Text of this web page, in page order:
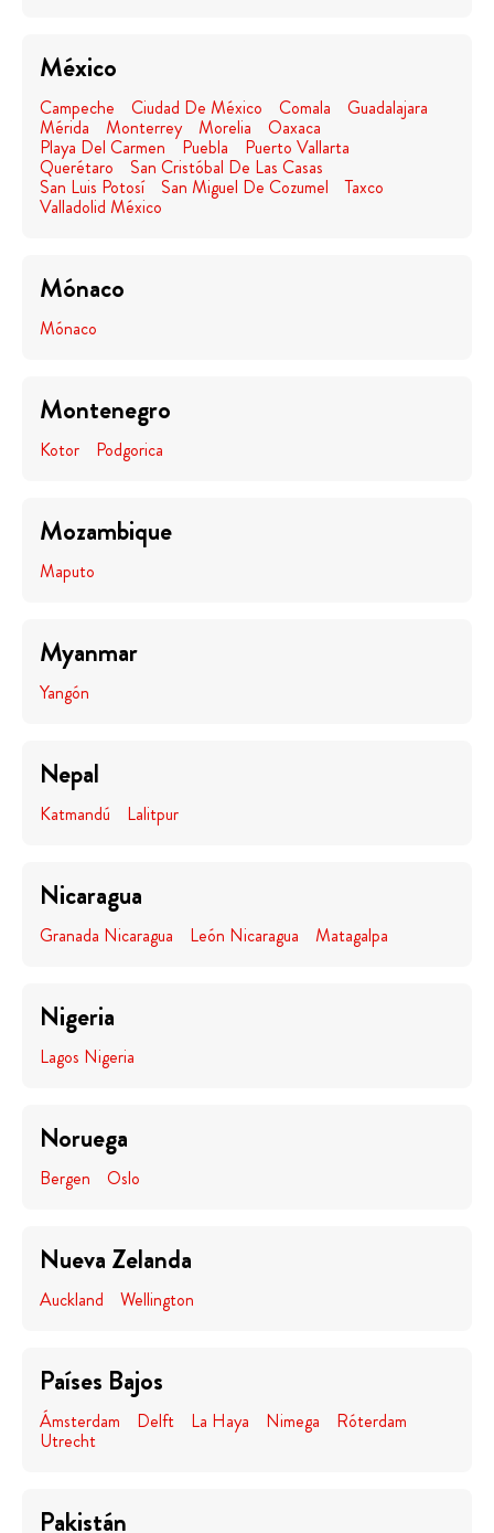
México
Campeche Ciudad De México Comala Guadalajara
Mérida Monterrey Morelia Oaxaca
Playa Del Carmen Puebla Puerto Vallarta
Querétaro San Cristóbal De Las Casas
San Luis Potosí San Miguel De Cozumel Taxco
Valladolid México
Mónaco
Mónaco
Montenegro
Kotor Podgorica
Mozambique
Maputo
Myanmar
Yangón
Nepal
Katmandú Lalitpur
Nicaragua
Granada Nicaragua León Nicaragua Matagalpa
Nigeria
Lagos Nigeria
Noruega
Bergen Oslo
Nueva Zelanda
Auckland Wellington
Países Bajos
Ámsterdam Delft La Haya Nimega Róterdam
Utrecht
Pakistán